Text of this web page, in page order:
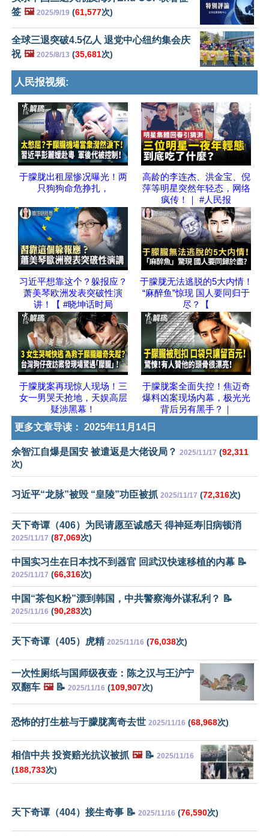
签 🖼️ 2025/9/19 (61,577次)
全球三退突破4.5亿人 退党中心纽约集会庆
祝 🖼️ 2025/8/13 (35,681次)
人民报视频:
于朦胧出租屋惨况曝光！两
只狗狗命危挣扎，
高龄的李连杰、洪金宝、倪
萍等明星突然年轻态，网络
疯传！｜ #人民报
习近平想靠这个？躲报应？
萧美琴欧洲发表突破性演
讲！【 #晓坤话时局
于朦胧无法逃脱的5大内情！
“麻醉鱼”惊现 国人要同归于
尽？【
于朦胧案再现惊人现场！三
女一男哭天抢地，天娱高层
疑涉黑幕！
于朦胧案全面失控！焦迈奇
爆料凶案现场内幕，极光光
背后另有黑手？｜
更多文章导读： 2025年11月14日
佘智江自爆是国安 被遣返是大佬设局？ 2025/11/17 (92,311
次)
习近平“龙脉”被毁 “皇陵”功臣被抓 2025/11/17 (72,316次)
天下奇谭（406）为民请愿至诚感天 得神延寿旧病顿消
2025/11/17 (87,069次)
中国实习生在日本找不到器官 回武汉快速移植的内幕 📝
2025/11/17 (66,316次)
中国“茶包K粉”漂到韩国，中共警察海外谋私利？ 📝
2025/11/16 (90,283次)
天下奇谭（405）虎精 2025/11/16 (76,038次)
一次性厕纸与国师级夜壶：陈之汉与王沪宁
双翻车 🖼️📝 2025/11/16 (109,907次)
恐怖的打生桩与于朦胧离奇去世 2025/11/16 (68,968次)
相信中共 投资赔光抗议被抓 🖼️📝 2025/11/16
(188,733次)
天下奇谭（404）接生奇事 📝 2025/11/16 (76,590次)